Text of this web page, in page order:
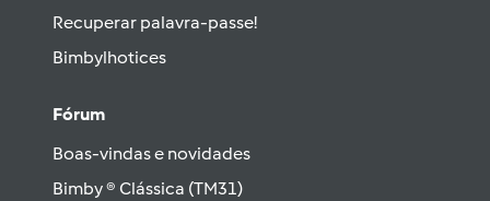
Recuperar palavra-passe!
Bimbylhotices
Fórum
Boas-vindas e novidades
Bimby ® Clássica (TM31)